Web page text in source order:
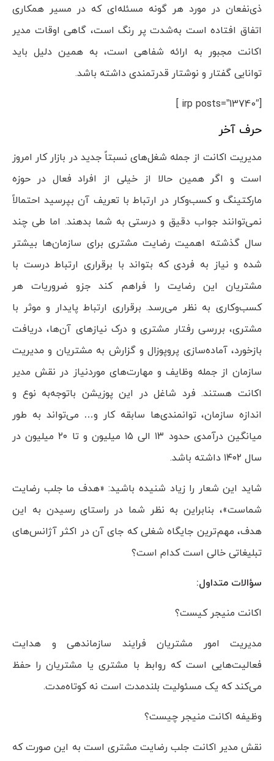
ذی‌نفعان در مورد هر گونه مسئله‌ای که در مسیر همکاری
اتفاق افتاده است به‌شدت پر رنگ است، گاهی اوقات مدیر
اکانت مجبور به ارائه شفاهی است، به همین دلیل باید
توانایی گفتار و نوشتار قدرتمندی داشته باشد.
[irp posts=”13740″ ]
حرف آخر
مدیریت اکانت از جمله شغل‌های نسبتاً جدید در بازار کار امروز
است و اگر همین حالا از خیلی از افراد فعال در حوزه
مارکتینگ و کسب‌وکار در ارتباط با تعریف آن بپرسید احتمالاً
نمی‌توانند جواب دقیق و درستی به شما بدهند. اما طی چند
سال گذشته اهمیت رضایت مشتری برای سازمان‌ها بیشتر
شده و نیاز به فردی که بتواند با برقراری ارتباط درست با
مشتریان این رضایت را فراهم کند جزو ضروریات هر
کسب‌وکاری به نظر می‌رسد. برقراری ارتباط پایدار و موثر با
مشتری، بررسی رفتار مشتری و درک نیازهای آن‌ها، دریافت
بازخورد، آماده‌سازی پروپوزال و گزارش به مشتریان و مدیریت
سازمان از جمله وظایف و مهارت‌های موردنیاز در نقش مدیر
اکانت هستند. فرد شاغل در این پوزیشن باتوجه‌به نوع و
اندازه سازمان، توانمندی‌ها سابقه کار و… می‌تواند به طور
میانگین درآمدی حدود ۱۳ الی ۱۵ میلیون و تا ۲۰ میلیون در
سال ۱۴۰۲ داشته باشد.
شاید این شعار را زیاد شنیده باشید: «هدف ما جلب رضایت
شماست»، بنابراین به نظر شما در راستای رسیدن به این
هدف، مهم‌ترین جایگاه شغلی که جای آن در اکثر آژانس‌های
تبلیغاتی خالی است کدام است؟
سؤالات متداول:
اکانت منیجر کیست؟
مدیریت امور مشتریان فرایند سازماندهی و هدایت
فعالیت‌هایی است که روابط با مشتری یا مشتریان را حفظ
می‌کند که یک مسئولیت بلندمدت است نه کوتاه‌مدت.
وظیفه اکانت منیجر چیست؟
نقش مدیر اکانت جلب رضایت مشتری است به این صورت که